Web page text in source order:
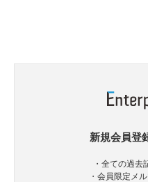
新規会員登
・全ての過
・会員限定メ